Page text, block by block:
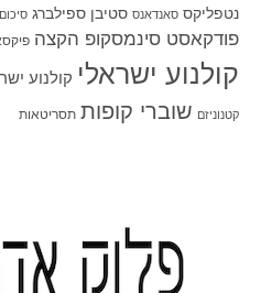
נטפליקס סאנדאנס סטיבן ספילברג
פודקאסט סינמסקופ הקצה
קולנוע ישראלי קולנוע
קטנוניזם שוברי קופות תסריטאות